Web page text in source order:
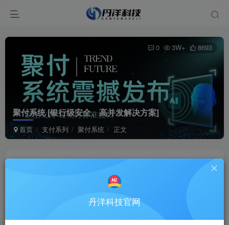
聚付系统[银行级安全、高并发解决方案]
首页 支付系列 聚付系统 正文
0 3W+ 8693
私信
Those who fly solo have the strongest wings.
丹洋科技官网